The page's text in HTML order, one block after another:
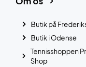
Butik på
Butik i Odense
Tennisshoppen
Shop